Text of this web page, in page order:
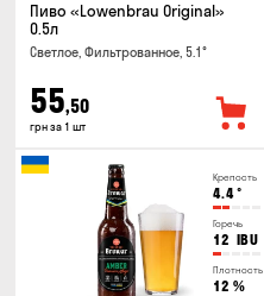
Пиво «Lowenbrau Original»
0.5л
Светлое, Фильтрованное, 5.1°
55,50
грн за 1 шт
Крепость
4.4°
Горечь
12 IBU
Плотность
12 %